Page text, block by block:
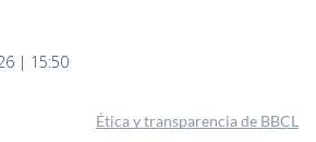
| 15:50
Ética y transparencia de BBCL